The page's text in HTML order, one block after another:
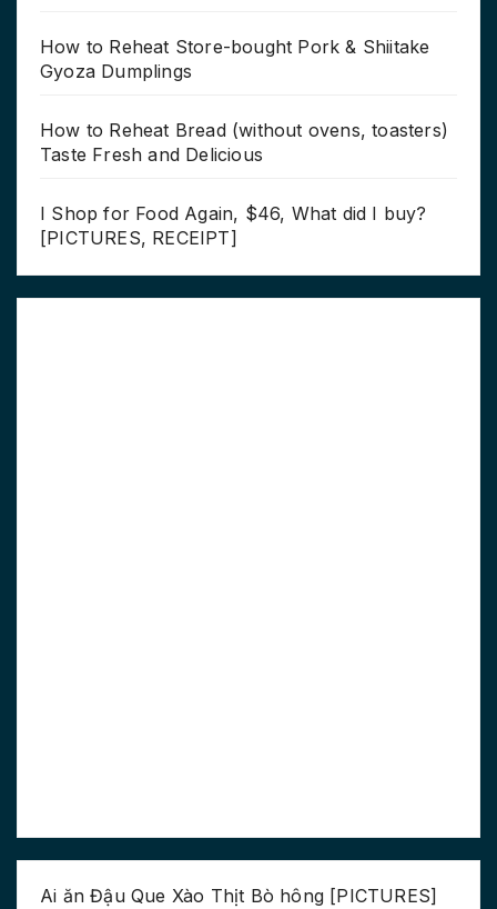
How to Reheat Store-bought Pork & Shiitake
Gyoza Dumplings
How to Reheat Bread (without ovens, toasters)
Taste Fresh and Delicious
I Shop for Food Again, $46, What did I buy?
[PICTURES, RECEIPT]
Ai ăn Đậu Que Xào Thịt Bò hông [PICTURES]